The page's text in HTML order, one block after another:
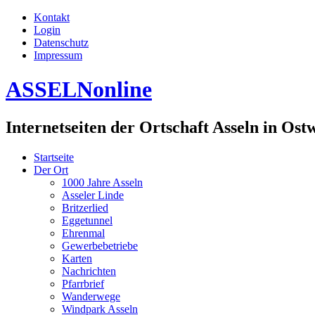
Kontakt
Login
Datenschutz
Impressum
ASSELNonline
Internetseiten der Ortschaft Asseln in
Startseite
Der Ort
1000 Jahre Asseln
Asseler Linde
Britzerlied
Eggetunnel
Ehrenmal
Gewerbebetriebe
Karten
Nachrichten
Pfarrbrief
Wanderwege
Windpark Asseln